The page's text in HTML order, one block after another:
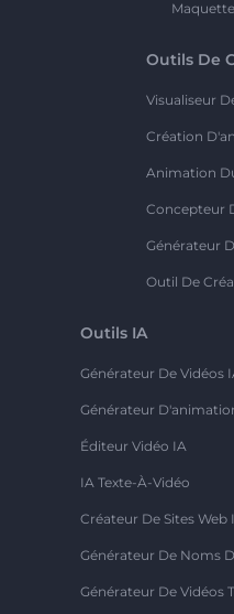
Maquette
Outils De
Visualiseur
Création
Animation
Concepteur
Générateur
Outil De
Outils IA
Générateur De Vidéos
Générateur
Éditeur Vidéo IA
IA Texte-À-Vidéo
Créateur De Sites Web
Générateur De Noms
Générateur De Vidéos